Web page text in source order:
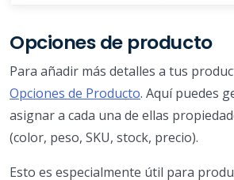
Opciones de producto
Para añadir más detalles a tus
Opciones de Producto. Aquí puedes
asignar a cada una de ellas
(color, peso, SKU, stock, precio).
Esto es especialmente útil para